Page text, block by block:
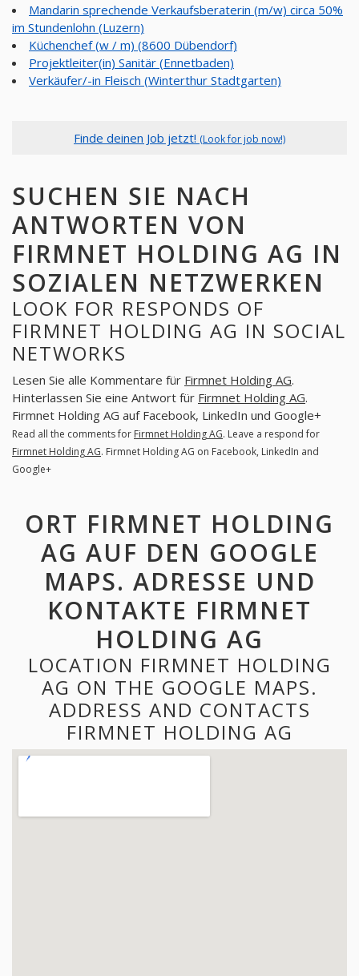
Mandarin sprechende Verkaufsberaterin (m/w) circa 50%
im Stundenlohn (Luzern)
Küchenchef (w / m) (8600 Dübendorf)
Projektleiter(in) Sanitär (Ennetbaden)
Verkäufer/-in Fleisch (Winterthur Stadtgarten)
Finde deinen Job jetzt! (Look for job now!)
SUCHEN SIE NACH
ANTWORTEN VON
FIRMNET HOLDING AG IN
SOZIALEN NETZWERKEN
LOOK FOR RESPONDS OF
FIRMNET HOLDING AG IN SOCIAL
NETWORKS
Lesen Sie alle Kommentare für Firmnet Holding AG.
Hinterlassen Sie eine Antwort für Firmnet Holding AG.
Firmnet Holding AG auf Facebook, LinkedIn und Google+
Read all the comments for Firmnet Holding AG. Leave a respond for
Firmnet Holding AG. Firmnet Holding AG on Facebook, LinkedIn and
Google+
ORT FIRMNET HOLDING
AG AUF DEN GOOGLE
MAPS. ADRESSE UND
KONTAKTE FIRMNET
HOLDING AG
LOCATION FIRMNET HOLDING
AG ON THE GOOGLE MAPS.
ADDRESS AND CONTACTS
FIRMNET HOLDING AG